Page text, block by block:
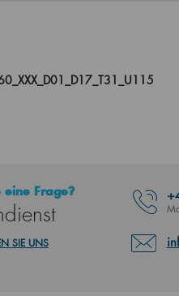
eine Frage?
SIE UNS